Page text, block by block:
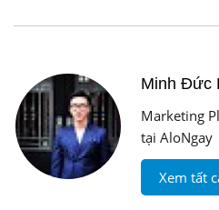
Minh Đức
Marketing
tại AloNgay
Xem tất